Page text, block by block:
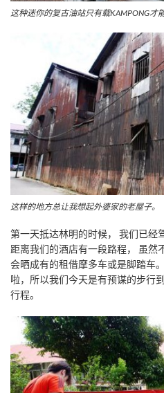
这种迷你的复古油站只有载KAMPONG才
这样的地方总让我想起外婆家的老屋子。
第一天抵达林明的时候， 我们已经
距离我们的酒店有一段路程， 虽然
会晒成有的租借摩多车或是脚踏车
啦，所以我们今天是有预谋的步行
行程。